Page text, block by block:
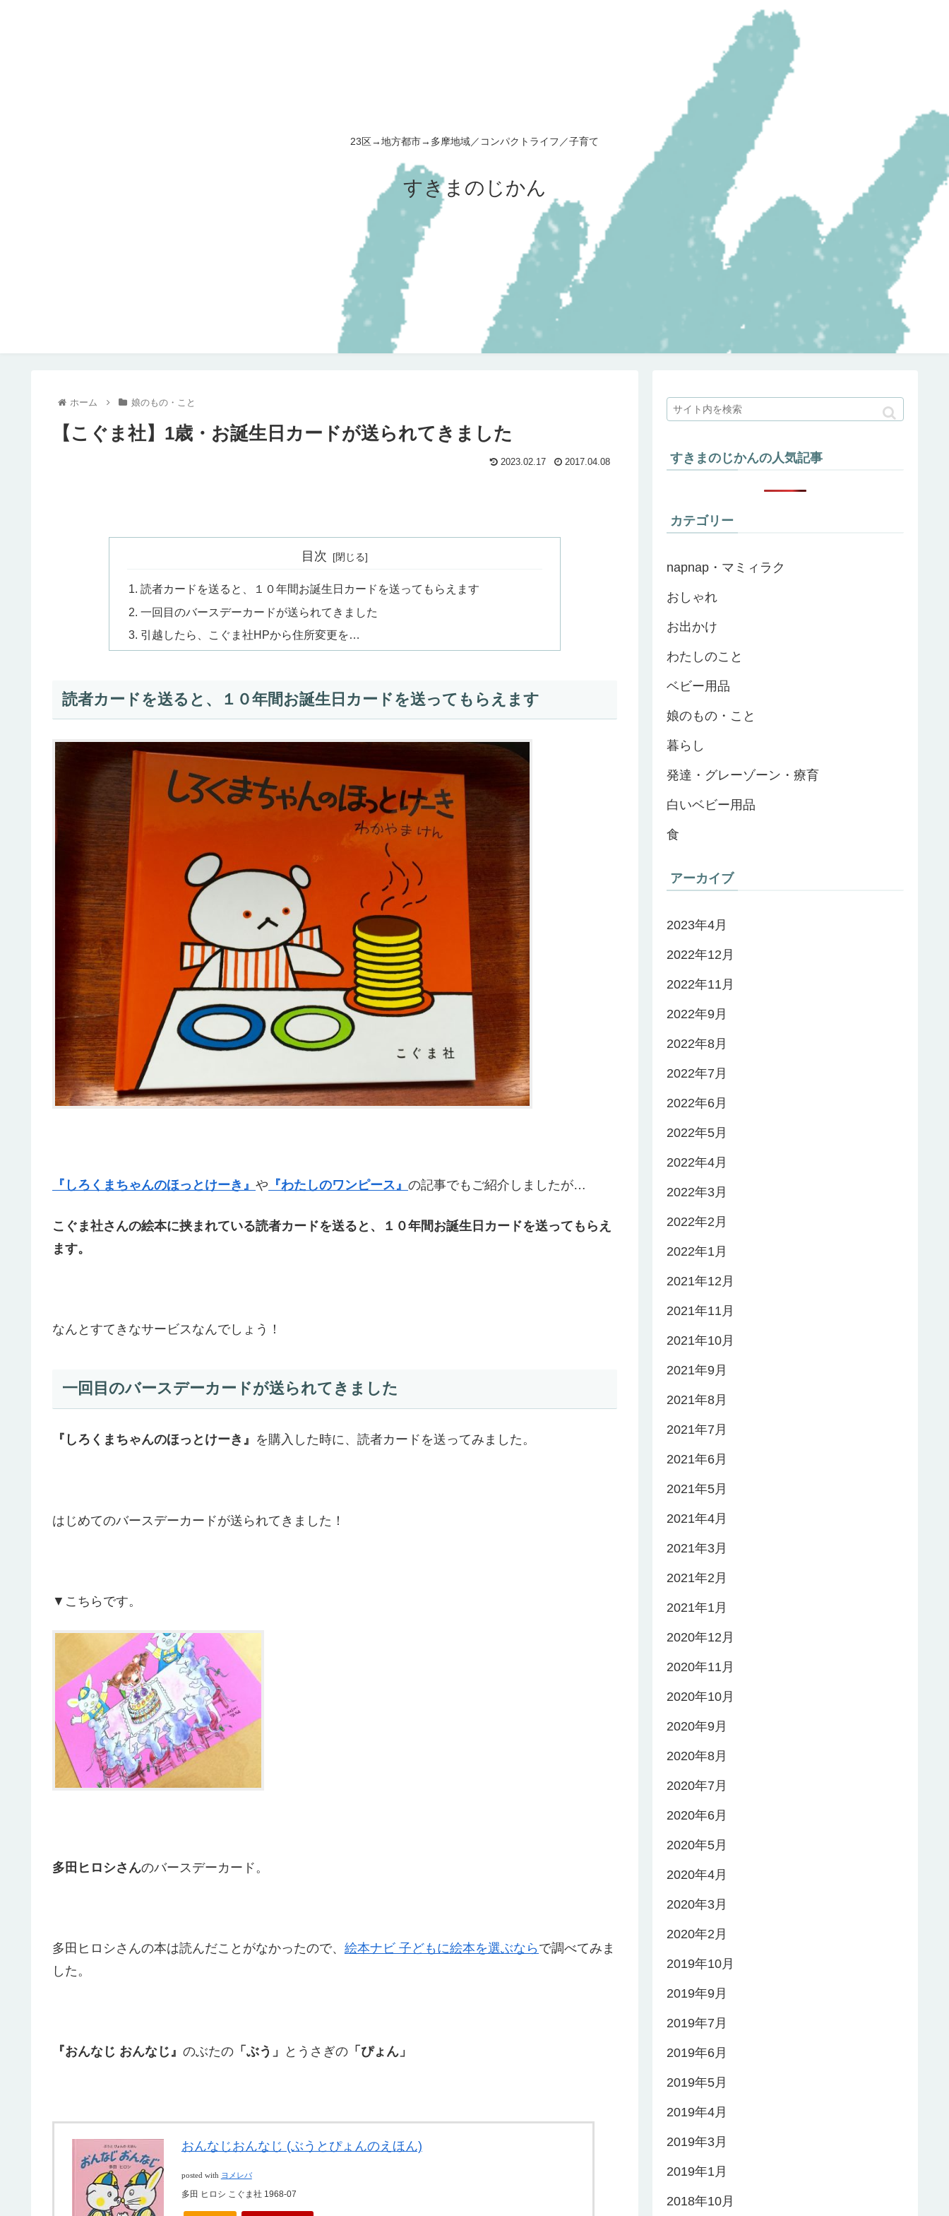
23区→地方都市→多摩地域／コンパクトライフ／子育て
すきまのじかん
ホーム 娘のもの・こと
【こぐま社】1歳・お誕生日カードが送られてきました
2023.02.17 2017.04.08
目次
読者カードを送ると、１０年間お誕生日カードを送ってもらえます
一回目のバースデーカードが送られてきました
引越したら、こぐま社HPから住所変更を…
読者カードを送ると、１０年間お誕生日カードを送ってもらえます
『しろくまちゃんのほっとけーき』 や 『わたしのワンピース』 の記事でもご紹介しましたが…
こぐま社さんの絵本に挟まれている読者カードを送ると、１０年間お誕生日カードを送ってもらえ
ます。
なんとすてきなサービスなんでしょう！
一回目のバースデーカードが送られてきました
『しろくまちゃんのほっとけーき』 を購入した時に、読者カードを送ってみました。
はじめてのバースデーカードが送られてきました！
▼こちらです。
多田ヒロシさんのバースデーカード。
多田ヒロシさんの本は読んだことがなかったので、 絵本ナビ 子どもに絵本を選ぶなら で調べてみま
した。
『おんなじ おんなじ』 のぶたの 「ぶう」 とうさぎの 「ぴょん」
おんなじおんなじ (ぶうとぴょんのえほん)
posted with ヨメレバ
多田 ヒロシ こぐま社 1968-07
すきまのじかんの人気記事
カテゴリー
napnap・マミィラク
おしゃれ
お出かけ
わたしのこと
ベビー用品
娘のもの・こと
暮らし
発達・グレーゾーン・療育
白いベビー用品
食
アーカイブ
2023年4月
2022年12月
2022年11月
2022年9月
2022年8月
2022年7月
2022年6月
2022年5月
2022年4月
2022年3月
2022年2月
2022年1月
2021年12月
2021年11月
2021年10月
2021年9月
2021年8月
2021年7月
2021年6月
2021年5月
2021年4月
2021年3月
2021年2月
2021年1月
2020年12月
2020年11月
2020年10月
2020年9月
2020年8月
2020年7月
2020年6月
2020年5月
2020年4月
2020年3月
2020年2月
2019年10月
2019年9月
2019年7月
2019年6月
2019年5月
2019年4月
2019年3月
2019年1月
2018年10月